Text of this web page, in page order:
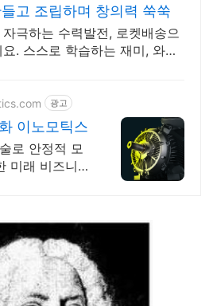
고 조립하며 창의력 쑥쑥
극하는 수력발전, 로켓배송으
. 스스로 학습하는 재미, 와우
광고
이노모틱스
로 안정적 모
미래 비즈니